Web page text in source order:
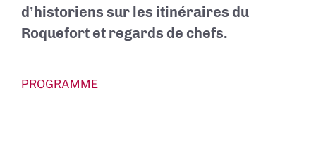
d’historiens sur les itinéraires du
Roquefort et regards de chefs.
PROGRAMME